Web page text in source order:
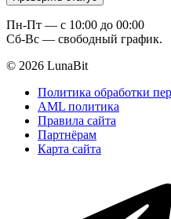
Пн-Пт — c 10:00 до 00:00
Сб-Вс — свободный график.
© 2026 LunaBit
Политика обработки
AML политика
Правила сайта
Партнёрам
Карта сайта